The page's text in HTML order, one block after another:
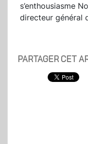
s’enthousiasme
directeur général
PARTAGER CET